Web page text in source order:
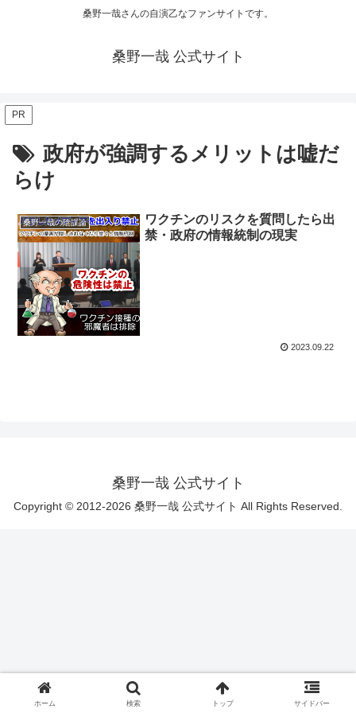
桑野一哉さんの自演乙なファンサイトです。
桑野一哉 公式サイト
PR
政府が強調するメリットは嘘だ
らけ
桑野一哉の陰謀論
ワクチンのリスクを質問したら出
禁・政府の情報統制の現実
2023.09.22
桑野一哉 公式サイト
Copyright © 2012-2026 桑野一哉 公式サイト All Rights Reserved.
ホーム 検索 トップ サイドバー